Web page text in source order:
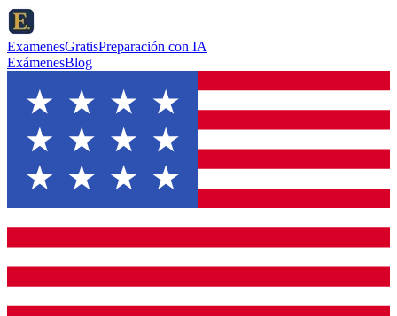
ExamenesGratisPreparación con IA
ExámenesBlog